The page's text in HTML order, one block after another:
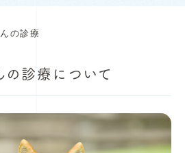
の診療
の診療について